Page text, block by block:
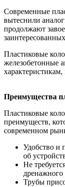
Современные
вытеснили
продолжают
Пластиковые
железобетонные
характеристикам,
Преимущества
Пластиковые
преимуществ,
современном
Удобство и
об
Не
дренажного
Трубы